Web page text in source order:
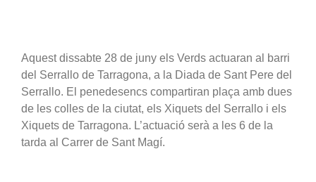
Aquest dissabte 28 de juny els Verds actuaran al barri
del Serrallo de Tarragona, a la Diada de Sant Pere del
Serrallo. El penedesencs compartiran plaça amb dues
de les colles de la ciutat, els Xiquets del Serrallo i els
Xiquets de Tarragona. L’actuació serà a les 6 de la
tarda al Carrer de Sant Magí.